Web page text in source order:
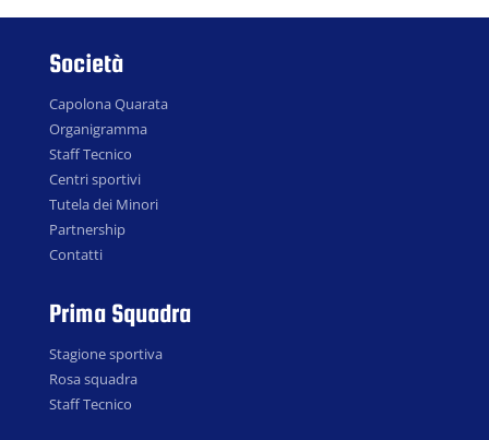
Società
Capolona Quarata
Organigramma
Staff Tecnico
Centri sportivi
Tutela dei Minori
Partnership
Contatti
Prima Squadra
Stagione sportiva
Rosa squadra
Staff Tecnico